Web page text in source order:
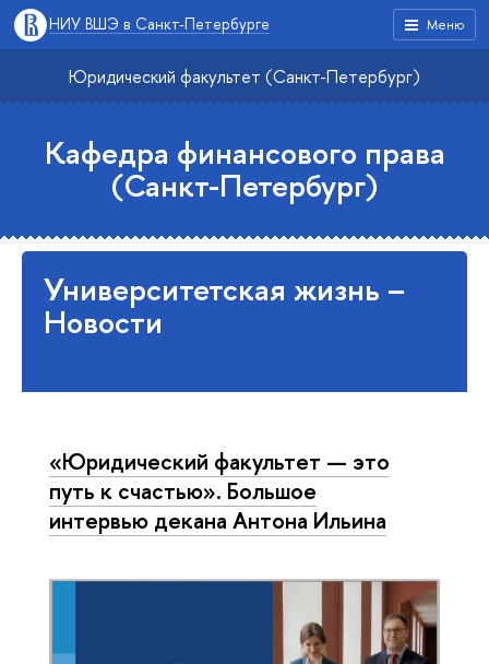
Меню
НИУ ВШЭ в Санкт-Петербурге
Юридический факультет (Санкт-Петербург)
Кафедра финансового права
(Санкт-Петербург)
Университетская жизнь –
Новости
«Юридический факультет — это
путь к счастью». Большое
интервью декана Антона Ильина